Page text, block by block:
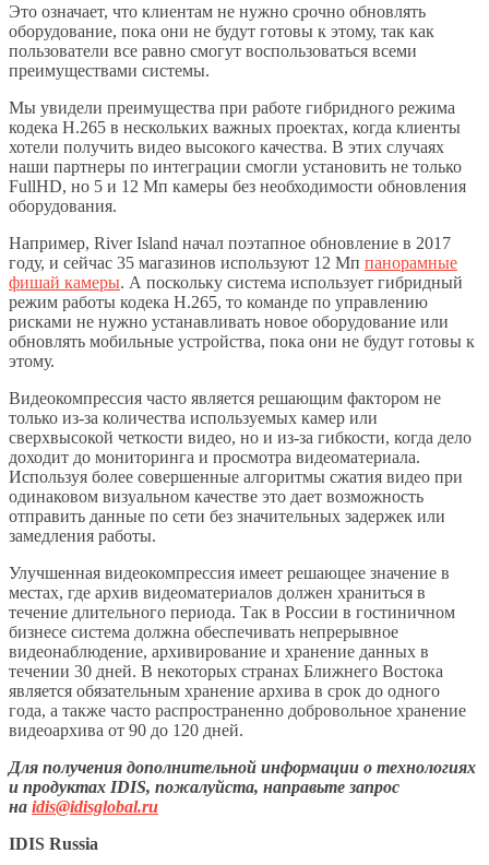
Это означает, что клиентам не нужно срочно обновлять
оборудование, пока они не будут готовы к этому, так как
пользователи все равно смогут воспользоваться всеми
преимуществами системы.
Мы увидели преимущества при работе гибридного режима
кодека H.265 в нескольких важных проектах, когда клиенты
хотели получить видео высокого качества. В этих случаях
наши партнеры по интеграции смогли установить не только
FullHD, но 5 и 12 Мп камеры без необходимости обновления
оборудования.
Например, River Island начал поэтапное обновление в 2017
году, и сейчас 35 магазинов используют 12 Мп панорамные
фишай камеры. А поскольку система использует гибридный
режим работы кодека H.265, то команде по управлению
рисками не нужно устанавливать новое оборудование или
обновлять мобильные устройства, пока они не будут готовы к
этому.
Видеокомпрессия часто является решающим фактором не
только из-за количества используемых камер или
сверхвысокой четкости видео, но и из-за гибкости, когда дело
доходит до мониторинга и просмотра видеоматериала.
Используя более совершенные алгоритмы сжатия видео при
одинаковом визуальном качестве это дает возможность
отправить данные по сети без значительных задержек или
замедления работы.
Улучшенная видеокомпрессия имеет решающее значение в
местах, где архив видеоматериалов должен храниться в
течение длительного периода. Так в России в гостиничном
бизнесе система должна обеспечивать непрерывное
видеонаблюдение, архивирование и хранение данных в
течении 30 дней. В некоторых странах Ближнего Востока
является обязательным хранение архива в срок до одного
года, а также часто распространенно добровольное хранение
видеоархива от 90 до 120 дней.
Для получения дополнительной информации о технологиях
и продуктах IDIS, пожалуйста, направьте запрос
на idis@idisglobal.ru
IDIS Russia